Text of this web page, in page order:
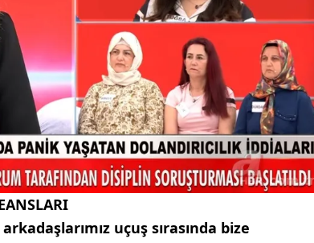
uçuş sırasında bize